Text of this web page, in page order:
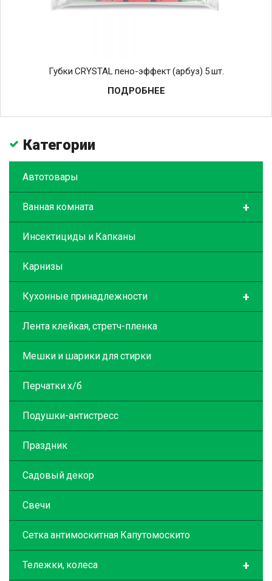
Губки CRYSTAL пено-эффект (арбуз) 5 шт.
ПОДРОБНЕЕ
Категории
Автотовары
+
Ванная комната
Инсектициды и Капканы
Карнизы
+
Кухонные принадлежности
Лента клейкая, стретч-пленка
Мешки и шарики для стирки
Перчатки х/б
Подушки-антистресс
Праздник
Садовый декор
Свечи
Сетка антимоскитная Капутомоскито
+
Тележки, колеса